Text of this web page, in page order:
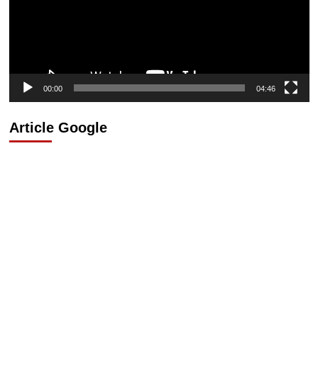
00:00 04:46
Article Google